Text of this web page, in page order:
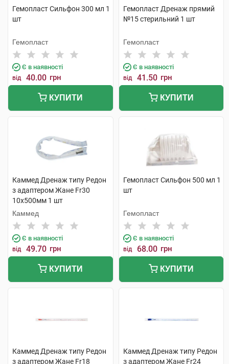
Гемопласт Сильфон 300 мл 1
шт
Гемопласт
Є в наявності
від 40.00 грн
КУПИТИ
Гемопласт Дренаж прямий
№15 стерильний 1 шт
Гемопласт
Є в наявності
від 41.50 грн
КУПИТИ
Каммед Дренаж типу Редон
з адаптером Жане Fr30
10x500мм 1 шт
Каммед
Є в наявності
від 49.70 грн
КУПИТИ
Гемопласт Сильфон 500 мл 1
шт
Гемопласт
Є в наявності
від 68.00 грн
КУПИТИ
Каммед Дренаж типу Редон
з адаптером Жане Fr18
Каммед Дренаж типу Редон
з адаптером Жане Fr24